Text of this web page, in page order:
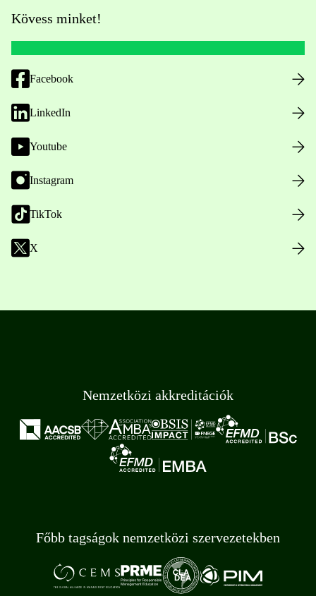
Kövess minket!
Facebook
LinkedIn
Youtube
Instagram
TikTok
X
Nemzetközi akkreditációk
Főbb tagságok nemzetközi szervezetekben